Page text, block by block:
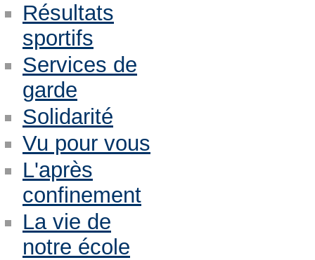
Résultats
sportifs
Services de
garde
Solidarité
Vu pour vous
L'après
confinement
La vie de
notre école